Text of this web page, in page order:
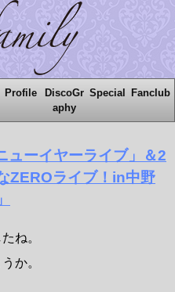
Profile
DiscoGr
aphy
Special Fanclub
ューイヤーライブ」＆2
ZEROライブ！in中野
ね。
か。